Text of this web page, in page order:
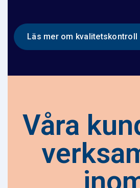
Läs mer om kvalitetskontroll
Våra